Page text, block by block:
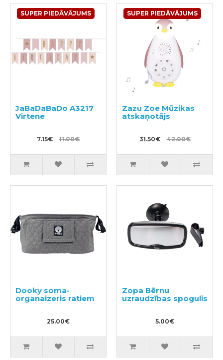
SUPER PIEDĀVĀJUMS
JaBaDaBaDo A3217
Virtene
7.15€ 11.00€
SUPER PIEDĀVĀJUMS
Zazu Zoe Mūzikas
atskaņotājs
31.50€ 42.00€
Dooky soma-
organaizeris ratiem
25.00€
Zopa Bērnu
uzraudzības spogulis
5.00€